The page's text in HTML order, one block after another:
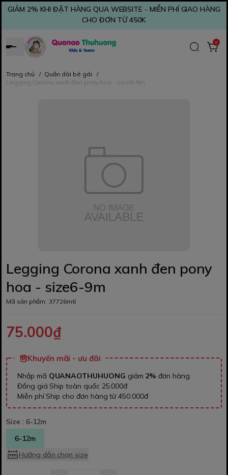
GIẢM 2% KHI ĐẶT HÀNG QUA WEBSITE - MIỄN PHÍ GIAO HÀNG
CHO ĐƠN TỪ 450K
0
Trang chủ / Quần dài bé gái
/
Legging Corona xanh đen pony hoa - size6-9m
Legging Corona xanh đen pony
hoa - size6-9m
Mã sản phẩm: 37726m6
75.000₫
Khuyến mãi - ưu đãi
Nhập mã QUANAOTHUHUONG giảm 2% đơn hàng
Đồng giá Ship toàn quốc 25.000đ
Miễn phí Ship cho đơn hàng từ 450.000đ
Size : 6-12m
6-12m
Hướng dẫn chọn size